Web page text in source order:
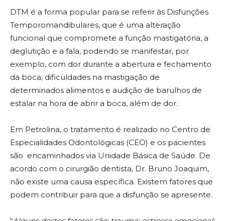
DTM é a forma popular para se referir às Disfunções
Temporomandibulares, que é uma alteração
funcional que compromete a função mastigatória, a
deglutição e a fala, podendo se manifestar, por
exemplo, com dor durante a abertura e fechamento
da boca; dificuldades na mastigação de
determinados alimentos e audição de barulhos de
estalar na hora de abrir a boca, além de dor.
Em Petrolina, o tratamento é realizado no Centro de
Especialidades Odontológicas (CEO) e os pacientes
são encaminhados via Unidade Básica de Saúde. De
acordo com o cirurgião dentista, Dr. Bruno Joaquim,
não existe uma causa específica. Existem fatores que
podem contribuir para que a disfunção se apresente.